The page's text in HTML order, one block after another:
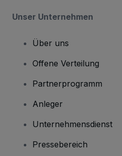
Unser Unternehmen
Über uns
Offene Verteilung
Partnerprogramm
Anleger
Unternehmensdienst
Pressebereich